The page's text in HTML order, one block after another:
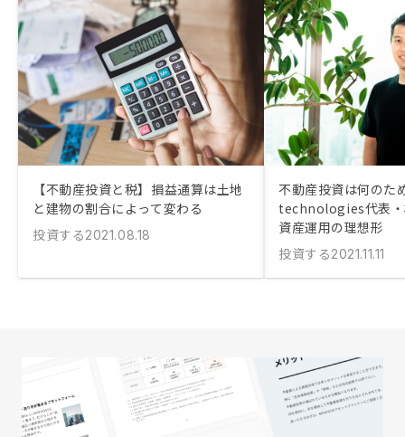
【不動産投資と税】損益通算は土地
と建物の割合によって変わる
投資する2021.08.18
不動産投資は何のた
technologies代表・
資産運用の理想形
投資する2021.11.11